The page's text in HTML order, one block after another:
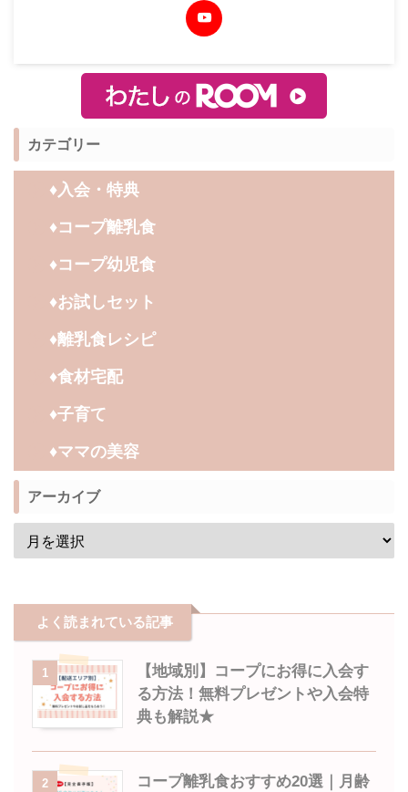
カテゴリー
♦︎入会・特典
♦︎コープ離乳食
♦︎コープ幼児食
♦︎お試しセット
♦︎離乳食レシピ
♦︎食材宅配
♦︎子育て
♦︎ママの美容
アーカイブ
よく読まれている記事
1
【地域別】コープにお得に入会す
る方法！無料プレゼントや入会特
典も解説★
2
コープ離乳食おすすめ20選｜月齢